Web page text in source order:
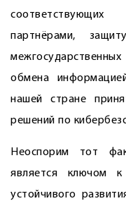
партнёрами,
обмена
нашей стране
решений по
Неоспорим тот
является ключом
устойчивого